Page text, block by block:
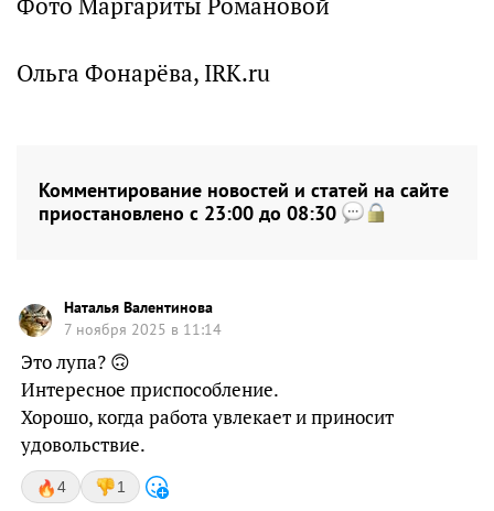
Ольга Фонарёва, IRK.ru
Комментирование новостей и статей на сайте
приостановлено с 23:00 до 08:30
Наталья Валентинова
7 ноября 2025 в 11:14
Это лупа? 🙃
Интересное приспособление.
Хорошо, когда работа увлекает и приносит
удовольствие.
4 1